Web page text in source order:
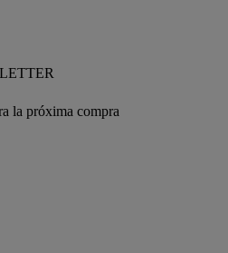
la próxima compra